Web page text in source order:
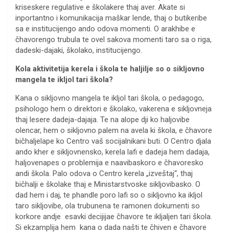
kriseskere regulative e školakere thaj aver. Akate si
inportantno i komunikacija maškar lende, thaj o butikeribe
sa e institucijengo ando odova momenti. O arakhibe e
čhavorengo trubula te ovel sakova momenti taro sa o riga,
dadeski-dajaki, školako, institucijengo.
Kola aktivitetija kerela i škola te haljilje so o sikljovno
mangela te ikljol tari škola?
Kana o sikljovno mangela te ikljol tari škola, o pedagogo,
psihologo hem o direktori e školako, vakerena e sikljovneja
thaj lesere dadeja-dajaja. Te na alope dji ko haljovibe
olencar, hem o sikljovno palem na avela ki škola, e čhavore
bičhaljelape ko Centro vaš socijalnikani buti. O Centro djala
ando kher e sikljovnensko, kerela lafi e dadeja hem dadaja,
haljovenapes o problemija e naavibaskoro e čhavoresko
andi škola. Palo odova o Centro kerela „izveštaj“, thaj
bičhalji e školake thaj e Ministarstvoske sikljovibasko. O
dad hem i daj, te phandle poro lafi so o sikljovno ka ikljol
taro sikljovibe, ola trubunena te ramonen dokumenti so
korkore andje esavki decijijae čhavore te ikljaljen tari škola.
Si ekzamplija hem kana o dada našti te čhiven e čhavore